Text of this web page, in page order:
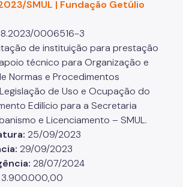
SMUL | Fundação Getúlio
0006516-3
de instituição para prestação
técnico para Organização e
Normas e Procedimentos
de Uso e Ocupação do
Edilício para a Secretaria
e Licenciamento – SMUL.
25/09/2023
29/09/2023
28/07/2024
3.900.000,00